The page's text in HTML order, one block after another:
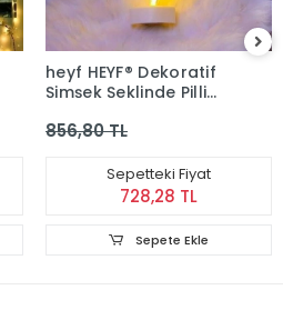
heyf HEYF® Dekoratif
Şimşek Şeklinde Pilli
Masa Lambası
856,80 TL
Sepetteki Fiyat
728,28 TL
Sepete Ekle